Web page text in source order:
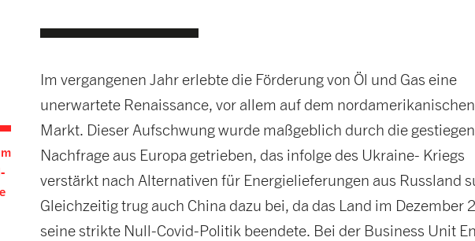
Im vergangenen Jahr erlebte die Förderung von Öl und Gas eine
unerwartete Renaissance, vor allem auf dem nordamerikanischen
Markt. Dieser Aufschwung wurde maßgeblich durch die
Nachfrage aus Europa getrieben, das infolge des Ukraine- Kriegs
verstärkt nach Alternativen für Energielieferungen aus Russland
Gleichzeitig trug auch China dazu bei, da das Land im Dezember
seine strikte Null-Covid-Politik beendete. Bei der Business Unit